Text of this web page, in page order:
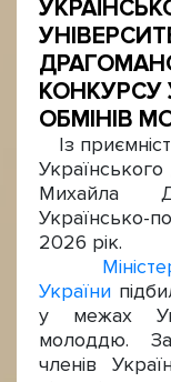
КОНКУРСУ
ОБМІНІВ
Із
Українського
Михайла
Українсько-
2026 рік.
України
у межах
молоддю. За
членів